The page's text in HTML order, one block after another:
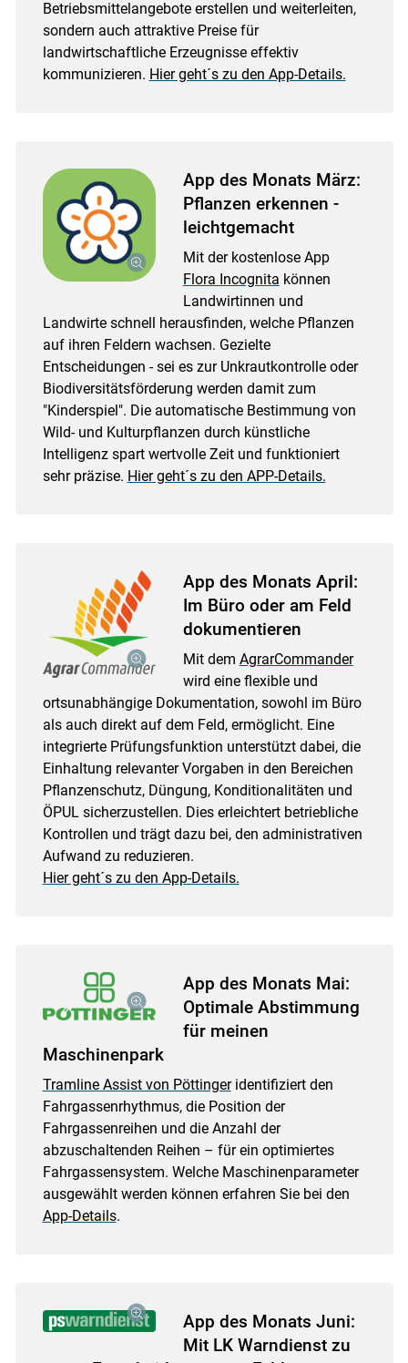
Skip to main content
Betriebsmittelangebote erstellen und weiterleiten,
sondern auch attraktive Preise für
landwirtschaftliche Erzeugnisse effektiv
kommunizieren. Hier geht´s zu den App-Details.
App des Monats März:
Pflanzen erkennen -
leichtgemacht
Mit der kostenlose App
Flora Incognita können
Landwirtinnen und
Landwirte schnell herausfinden, welche Pflanzen
auf ihren Feldern wachsen. Gezielte
Entscheidungen - sei es zur Unkrautkontrolle oder
Biodiversitätsförderung werden damit zum
"Kinderspiel". Die automatische Bestimmung von
Wild- und Kulturpflanzen durch künstliche
Intelligenz spart wertvolle Zeit und funktioniert
sehr präzise. Hier geht´s zu den APP-Details.
App des Monats April:
Im Büro oder am Feld
dokumentieren
Mit dem AgrarCommander
wird eine flexible und
ortsunabhängige Dokumentation, sowohl im Büro
als auch direkt auf dem Feld, ermöglicht. Eine
integrierte Prüfungsfunktion unterstützt dabei, die
Einhaltung relevanter Vorgaben in den Bereichen
Pflanzenschutz, Düngung, Konditionalitäten und
ÖPUL sicherzustellen. Dies erleichtert betriebliche
Kontrollen und trägt dazu bei, den administrativen
Aufwand zu reduzieren.
Hier geht´s zu den App-Details.
App des Monats Mai:
Optimale Abstimmung
für meinen
Maschinenpark
Tramline Assist von Pöttingeridentifiziert den
Fahrgassenrhythmus, die Position der
Fahrgassenreihen und die Anzahl der
abzuschaltenden Reihen – für ein optimiertes
Fahrgassensystem. Welche Maschinenparameter
ausgewählt werden können erfahren Sie bei den
App-Details.
App des Monats Juni:
Mit LK Warndienst zu